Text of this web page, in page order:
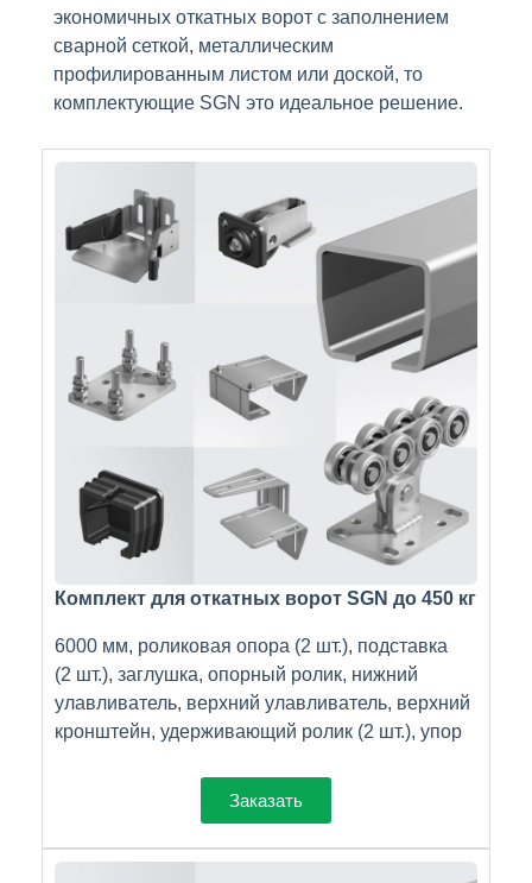
экономичных откатных ворот с заполнением
сварной сеткой, металлическим
профилированным листом или доской, то
комплектующие SGN это идеальное решение.
Комплект для откатных ворот SGN до 450 кг
6000 мм, роликовая опора (2 шт.), подставка
(2 шт.), заглушка, опорный ролик, нижний
улавливатель, верхний улавливатель, верхний
кронштейн, удерживающий ролик (2 шт.), упор
Заказать